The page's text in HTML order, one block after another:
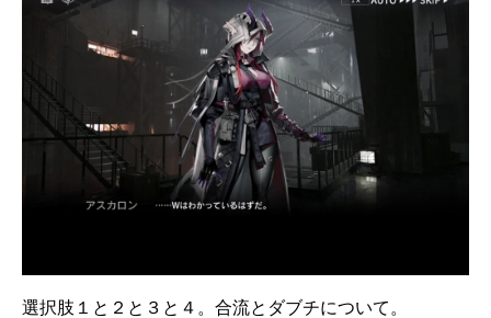
選択肢１と２と３と４。合流とダブチについて。